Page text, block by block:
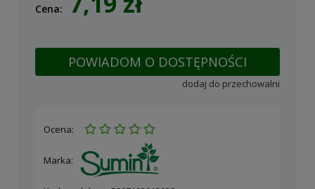
Cena:
POWIADOM O DOSTĘPNOŚCI
dodaj do przechowalni
Ocena:
Marka: